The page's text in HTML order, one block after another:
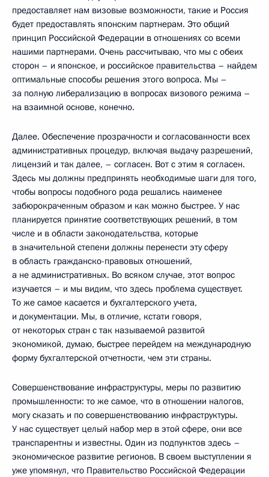
предоставляет нам визовые возможности, такие и Россия
будет предоставлять японским партнерам. Это общий
принцип Российской Федерации в отношениях со всеми
нашими партнерами. Очень рассчитываю, что мы с обеих
сторон – и японское, и российское правительства – найдем
оптимальные способы решения этого вопроса. Мы –
за полную либерализацию в вопросах визового режима –
на взаимной основе, конечно.
Далее. Обеспечение прозрачности и согласованности всех
административных процедур, включая выдачу разрешений,
лицензий и так далее, – согласен. Вот с этим я согласен.
Здесь мы должны предпринять необходимые шаги для того,
чтобы вопросы подобного рода решались наименее
забюрокраченным образом и как можно быстрее. У нас
планируется принятие соответствующих решений, в том
числе и в области законодательства, которые
в значительной степени должны перенести эту сферу
в область гражданско-правовых отношений,
а не административных. Во всяком случае, этот вопрос
изучается – и мы видим, что здесь проблема существует.
То же самое касается и бухгалтерского учета,
и документации. Мы, в отличие, кстати говоря,
от некоторых стран с так называемой развитой
экономикой, думаю, быстрее перейдем на международную
форму бухгалтерской отчетности, чем эти страны.
Совершенствование инфраструктуры, меры по развитию
промышленности: то же самое, что в отношении налогов,
могу сказать и по совершенствованию инфраструктуры.
У нас существует целый набор мер в этой сфере, они все
транспарентны и известны. Один из подпунктов здесь –
экономическое развитие регионов. В своем выступлении я
уже упомянул, что Правительство Российской Федерации